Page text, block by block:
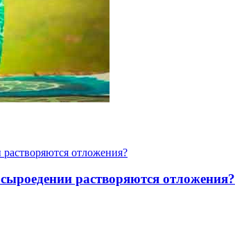
растворяются отложения?